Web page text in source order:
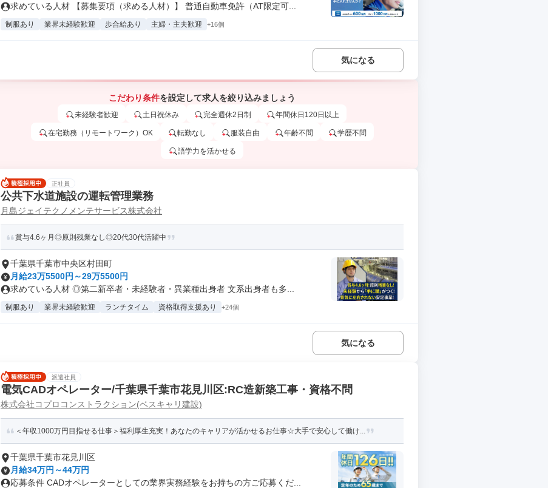
求めている人材 【募集要項（求める人材）】 普通自動車免許（AT限定可...
制服あり 業界未経験歓迎 歩合給あり 主婦・主夫歓迎 +16個
気になる
こだわり条件を設定して求人を絞り込みましょう
未経験者歓迎 土日祝休み 完全週休2日制 年間休日120日以上
在宅勤務（リモートワーク）OK 転勤なし 服装自由 年齢不問 学歴不問
語学力を活かせる
正社員
公共下水道施設の運転管理業務
月島ジェイテクノメンテサービス株式会社
賞与4.6ヶ月◎原則残業なし◎20代30代活躍中
千葉県千葉市中央区村田町
月給23万5500円～29万5500円
求めている人材 ◎第二新卒者・未経験者・異業種出身者 文系出身者も多...
制服あり 業界未経験歓迎 ランチタイム 資格取得支援あり +24個
気になる
派遣社員
電気CADオペレーター/千葉県千葉市花見川区:RC造新築工事・資格不問
株式会社コプロコンストラクション(ベスキャリ建設)
＜年収1000万円目指せる仕事＞福利厚生充実！あなたのキャリアが活かせるお仕事☆大手で安心して働け...
千葉県千葉市花見川区
月給34万円～44万円
応募条件 CADオペレーターとしての業界実務経験をお持ちの方ご応募くだ...